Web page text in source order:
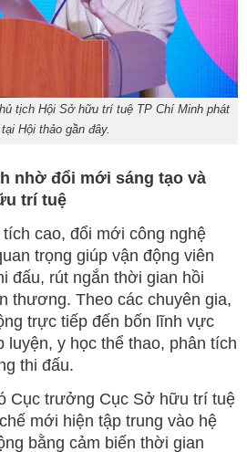
tịch Hội Sở hữu trí tuệ TP Chí Minh phát
Hội thảo gần đây.
nhờ đổi mới sáng tạo và
trí tuệ
cao, đổi mới công nghệ
trọng giúp vận động viên
đấu, rút ngắn thời gian hồi
thương. Theo các chuyên gia,
trực tiếp đến bốn lĩnh vực
luyện, y học thể thao, phân tích
thi đấu.
Cục trưởng Cục Sở hữu trí tuệ
mới hiện tập trung vào hệ
bằng cảm biến thời gian